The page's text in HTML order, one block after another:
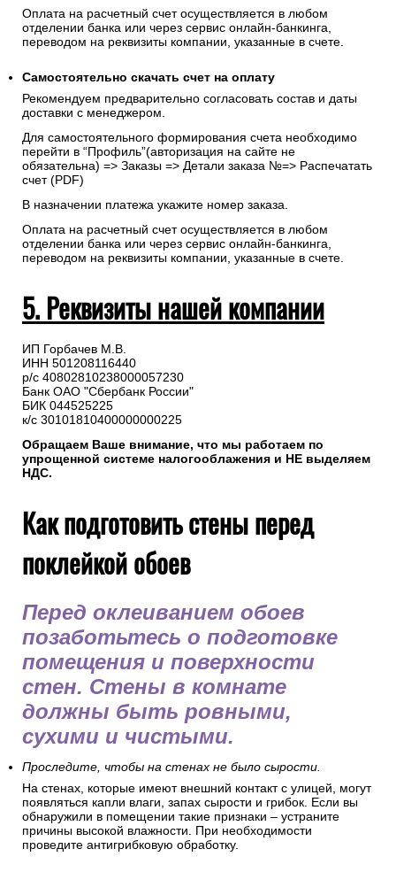
Оплата на расчетный счет осуществляется в любом
отделении банка или через сервис онлайн-банкинга,
переводом на реквизиты компании, указанные в счете.
Самостоятельно скачать счет на оплату
Рекомендуем предварительно согласовать состав и даты
доставки с менеджером.
Для самостоятельного формирования счета необходимо
перейти в “Профиль”(авторизация на сайте не
обязательна) => Заказы => Детали заказа №=> Распечатать
счет (PDF)
В назначении платежа укажите номер заказа.
Оплата на расчетный счет осуществляется в любом
отделении банка или через сервис онлайн-банкинга,
переводом на реквизиты компании, указанные в счете.
5. Реквизиты нашей компании
ИП Горбачев М.В.
ИНН 501208116440
р/с 40802810238000057230
Банк ОАО "Сбербанк России"
БИК 044525225
к/с 30101810400000000225
Обращаем Ваше внимание, что мы работаем по
упрощенной системе налогооблажения и НЕ выделяем
НДС.
Как подготовить стены перед
поклейкой обоев
Перед оклеиванием обоев
позаботьтесь о подготовке
помещения и поверхности
стен. Стены в комнате
должны быть ровными,
сухими и чистыми.
Проследите, чтобы на стенах не было сырости.
На стенах, которые имеют внешний контакт с улицей, могут
появляться капли влаги, запах сырости и грибок. Если вы
обнаружили в помещении такие признаки – устраните
причины высокой влажности. При необходимости
проведите антигрибковую обработку.